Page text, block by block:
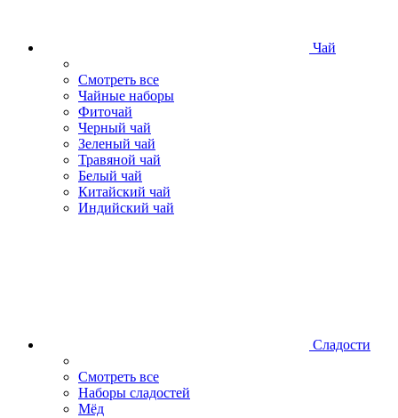
Чай
Смотреть все
Чайные наборы
Фиточай
Черный чай
Зеленый чай
Травяной чай
Белый чай
Китайский чай
Индийский чай
Сладости
Смотреть все
Наборы сладостей
Мёд